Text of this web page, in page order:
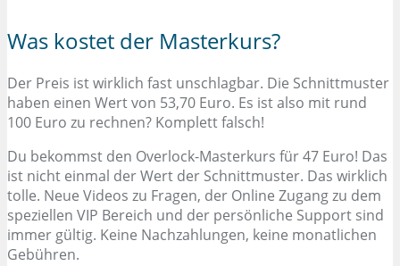
Was kostet der Masterkurs?
Der Preis ist wirklich fast unschlagbar. Die Schnittmuster
haben einen Wert von 53,70 Euro. Es ist also mit rund
100 Euro zu rechnen? Komplett falsch!
Du bekommst den Overlock-Masterkurs für 47 Euro! Das
ist nicht einmal der Wert der Schnittmuster. Das wirklich
tolle. Neue Videos zu Fragen, der Online Zugang zu dem
speziellen VIP Bereich und der persönliche Support sind
immer gültig. Keine Nachzahlungen, keine monatlichen
Gebühren.